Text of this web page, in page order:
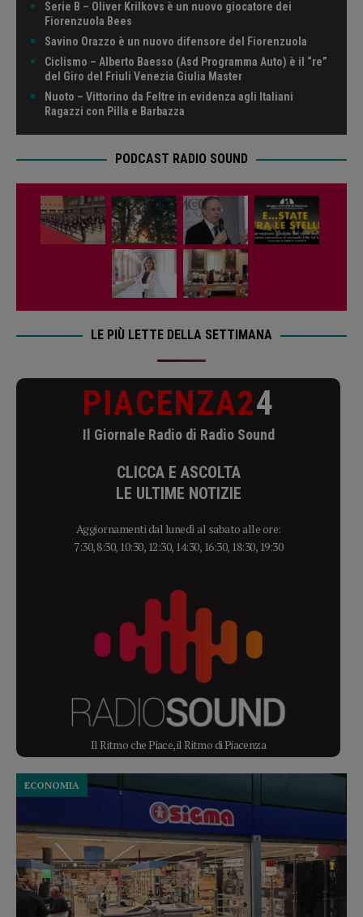
Serie B – Oliver Krilkovs è un nuovo giocatore dei
Fiorenzuola Bees
Savino Orazzo è un nuovo difensore del Fiorenzuola
Ciclismo – Alberto Baesso (Asd Programma Auto) è il “re”
del Giro del Friuli Venezia Giulia Master
Nuoto – Vittorino da Feltre in evidenza agli Italiani
Ragazzi con Pilla e Barbazza
PODCAST RADIO SOUND
LE PIÙ LETTE DELLA SETTIMANA
PIACENZA24
Il Giornale Radio di Radio Sound
CLICCA E ASCOLTA
LE ULTIME NOTIZIE
Aggiornamenti dal lunedì al sabato alle ore:
7:30, 8:30, 10:30, 12:30, 14:30, 16:30, 18:30, 19:30
Il Ritmo che Piace, il Ritmo di Piacenza
ECONOMIA